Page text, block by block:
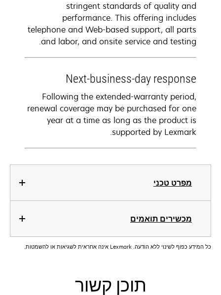
מפרט טכני
מכשירים תואמים
stringent standards of quality and
performance. This offering includes
telephone and Web-based support, all parts
and labor, and onsite service and testing.
Next-business-day response
Following the extended-warranty period,
renewal coverage may be purchased for one
year at a time as long as the product is
supported by Lexmark.
כל המידע כפוף לשינוי ללא הודעה. Lexmark אינה אחראית לשגיאות או להשמטות.
תוכן קשור